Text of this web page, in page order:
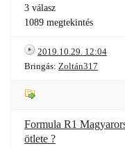
3 válasz
1089 megtekintés
2019.10.29. 12:04
Bringás: Zoltán317
Formula R1
ötlete ?